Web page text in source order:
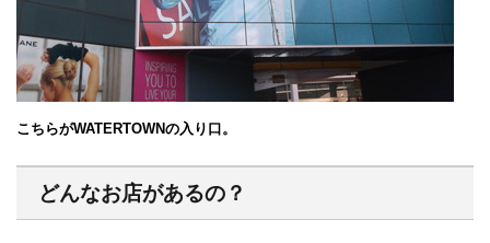
こちらがWATERTOWNの入り口。
どんなお店があるの？